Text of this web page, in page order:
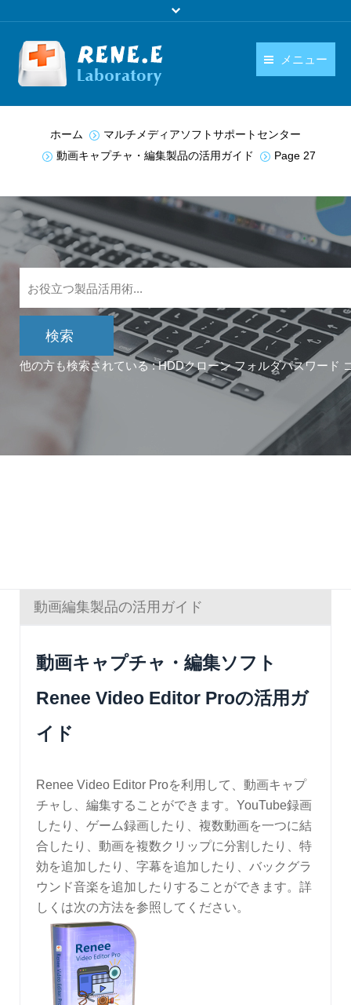
メニュー
ダウンロード
操作ガイド
お問い合わせ
日本語
language
ホーム
マルチメディアソフトサポートセンター
動画キャプチャ・編集製品の活用ガイド
Page 27
他の方も検索されている :HDDクローン フォルダパスワード
動画編集製品の活用ガイド
動画キャプチャ・編集ソフト
Renee Video Editor Proの活用ガ
イド
Renee Video Editor Proを利用して、動画キャプ
チャし、編集することができます。YouTube録画
したり、ゲーム録画したり、複数動画を一つに結
合したり、動画を複数クリップに分割したり、特
効を追加したり、字幕を追加したり、バックグラ
ウンド音楽を追加したりすることができます。詳
しくは次の方法を参照してください。